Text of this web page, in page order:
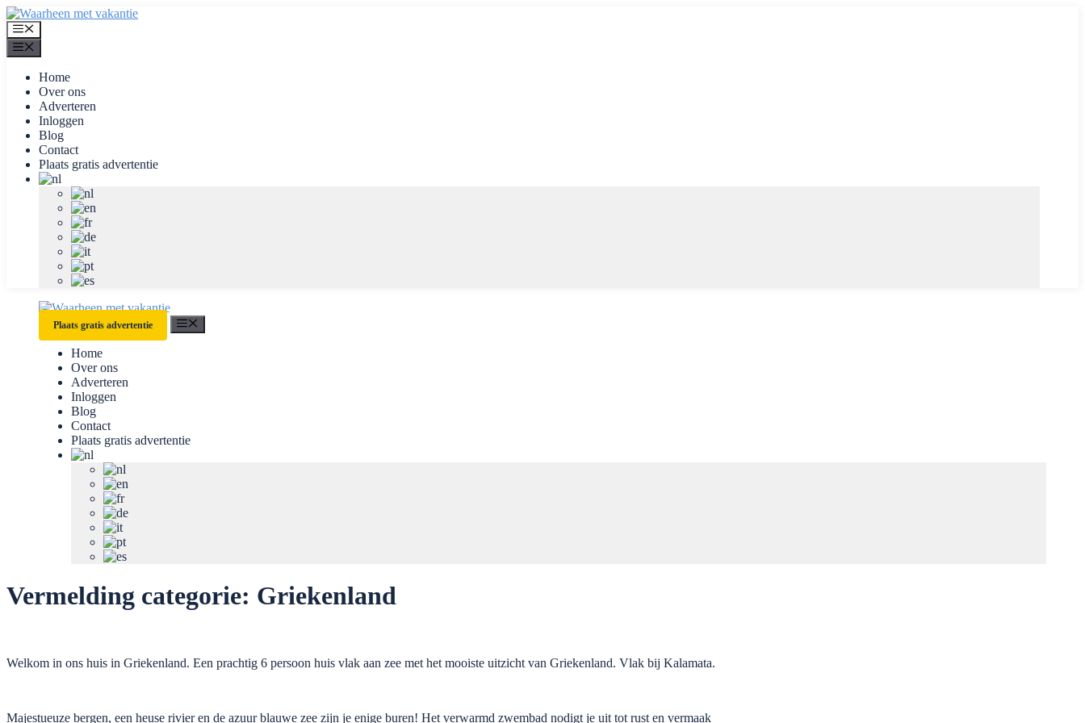
Ga
naar
de
inhoud
Menu
Home
Over ons
Adverteren
Inloggen
Blog
Contact
Plaats gratis advertentie
Plaats gratis advertentie
Home
Over ons
Adverteren
Inloggen
Blog
Contact
Plaats gratis advertentie
Vermelding categorie: Griekenland
Welkom in ons huis in Griekenland. Een prachtig 6 persoon huis vlak aan zee met het mooiste uitzicht van Griekenland. Vlak bij Kalamata.
Majestueuze bergen, een heuse rivier en de azuur blauwe zee zijn je enige buren! Het verwarmd zwembad nodigt je uit tot rust en vermaak